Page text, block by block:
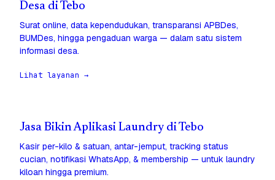
Desa di Tebo
Surat online, data kependudukan, transparansi APBDes,
BUMDes, hingga pengaduan warga — dalam satu sistem
informasi desa.
Lihat layanan →
Jasa Bikin Aplikasi Laundry di Tebo
Kasir per-kilo & satuan, antar-jemput, tracking status
cucian, notifikasi WhatsApp, & membership — untuk laundry
kiloan hingga premium.